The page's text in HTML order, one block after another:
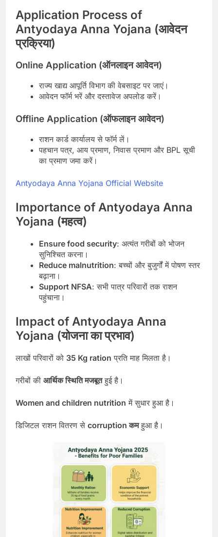
Application Process of
Antyodaya Anna Yojana (आवेदन
प्रक्रिया)
Online Application (ऑनलाइन आवेदन)
राज्य खाद्य आपूर्ति विभाग की वेबसाइट पर जाएं।
आवेदन फॉर्म भरें और दस्तावेज अपलोड करें।
Offline Application (ऑफलाइन आवेदन)
राशन कार्ड कार्यालय से फॉर्म लें।
पहचान पत्र, आय प्रमाण, निवास प्रमाण और BPL सूची
का प्रमाण जमा करें।
Antyodaya Anna Yojana Official Website
Importance of Antyodaya Anna
Yojana (महत्व)
Ensure food security: अत्यंत गरीबों को भोजन
सुनिश्चित करना।
Reduce malnutrition: बच्चों और बुजुर्गों में पोषण स्तर
बढ़ाना।
Support NFSA: सभी पात्र परिवारों तक राशन
पहुंचाना।
Impact of Antyodaya Anna
Yojana (योजना का प्रभाव)
लाखों परिवारों को 35 Kg ration प्रति माह मिलता है।
गरीबों की आर्थिक स्थिति मजबूतहुई है।
Women and children nutrition में सुधार हुआ है।
डिजिटल राशन वितरण से corruption कमहुआ है।